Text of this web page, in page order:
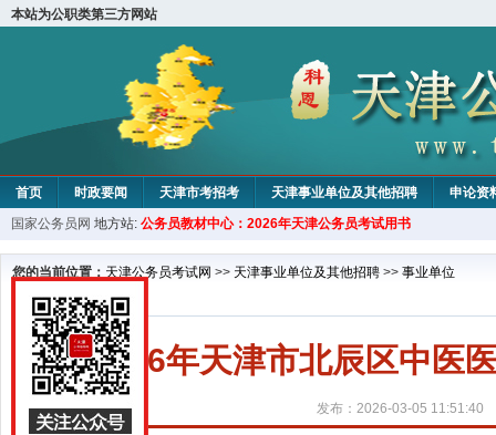
本站为公职类第三方网站
首页 时政要闻 天津市考招考 天津事业单位及其他招聘 申论资
教材中心
国家公务员网 地方站: 公务员教材中心：2026年天津公务员考试用书
您的当前位置： 天津公务员考试网 >> 天津事业单位及其他招聘 >> 事业单位
2026年天津市北辰区中医
发布：2026-03-05 11:51:40